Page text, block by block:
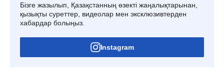
Бізге жазылып, Қазақстанның өзекті жаңалықтарынан,
қызықты суреттер, видеолар мен эксклюзивтерден
хабардар болыңыз.
Instagram